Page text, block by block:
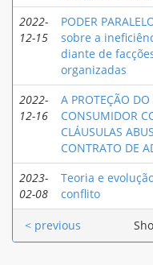
2022-
12-15
PODER
sobre a
diante de
organizadas
2022-
12-16
A PROTEÇÃO DO
CONSUMIDOR
CLÁUSULAS
CONTRATO DE
2023-
02-08
Teoria e
conflito
< previous